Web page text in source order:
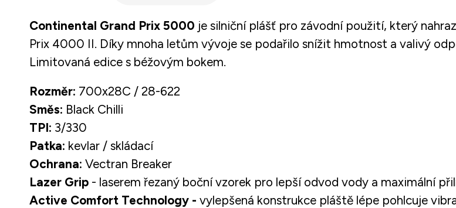
Continental Grand Prix 5000 je silniční plášť pro závodní použití, který
Prix 4000 II. Díky mnoha letům vývoje se podařilo snížit hmotnost a valivý
Limitovaná edice s béžovým bokem.
Rozměr: 700x28C / 28-622
Směs: Black Chilli
TPI: 3/330
Patka: kevlar / skládací
Ochrana: Vectran Breaker
Lazer Grip - laserem řezaný boční vzorek pro lepší odvod vody a maximální
Active Comfort Technology - vylepšená konstrukce pláště lépe pohlcuje